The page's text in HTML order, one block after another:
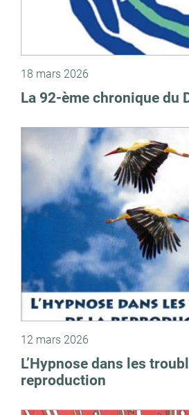
18 mars 2026
La 92-ème chronique du
12 mars 2026
L’Hypnose dans les
reproduction